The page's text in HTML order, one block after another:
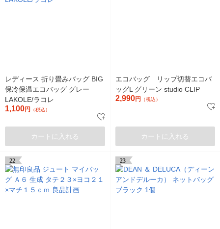
レディース 折り畳みバッグ BIG
保冷保温エコバッグ グレー
LAKOLE/ラコレ
1,100円 （税込）
カートに入れる
エコバッグ リップ切替エコバ
ッグL グリーン studio CLIP
2,990円 （税込）
カートに入れる
22 23